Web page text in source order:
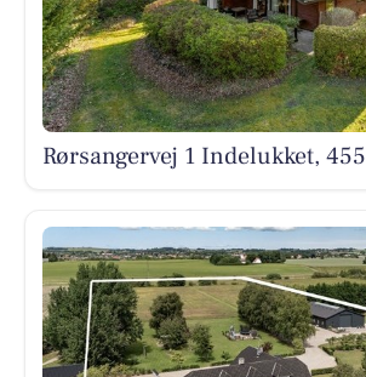
Rørsangervej 1 Indelukket,